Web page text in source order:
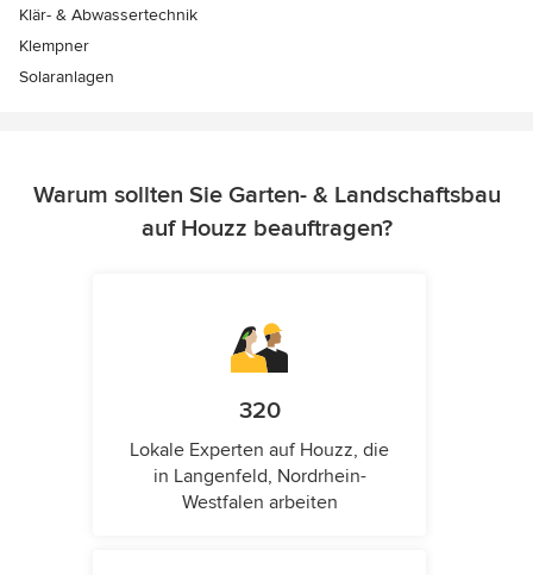
Klär- & Abwassertechnik
Klempner
Solaranlagen
Warum sollten Sie Garten- & Landschaftsbau
auf Houzz beauftragen?
320
Lokale Experten auf Houzz, die
in Langenfeld, Nordrhein-
Westfalen arbeiten